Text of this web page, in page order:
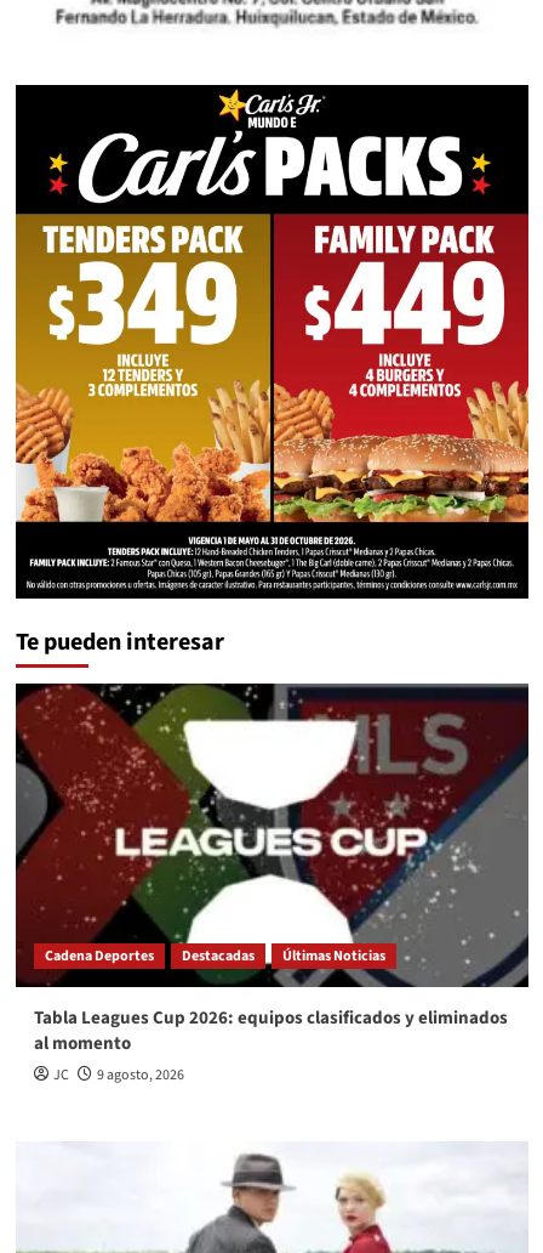
Te pueden interesar
Cadena Deportes Destacadas Últimas Noticias
Tabla Leagues Cup 2026: equipos clasificados y eliminados
al momento
JC 9 agosto, 2026